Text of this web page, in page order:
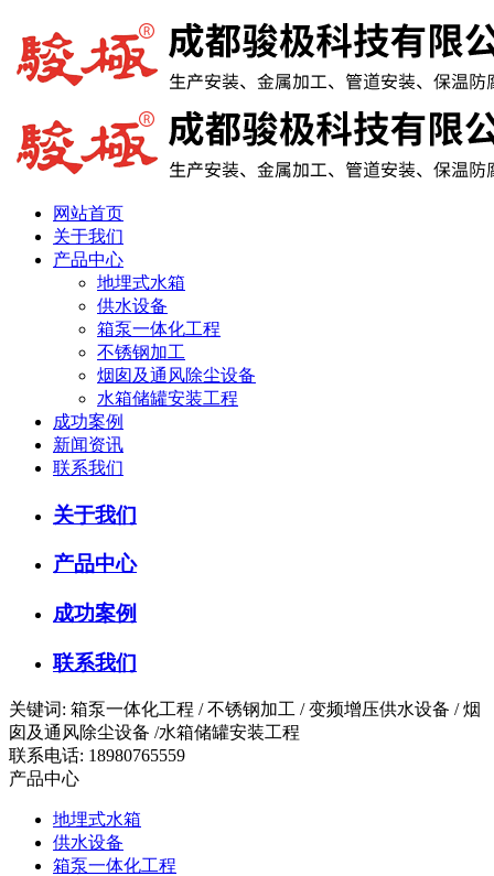
网站首页
关于我们
产品中心
地埋式水箱
供水设备
箱泵一体化工程
不锈钢加工
烟囱及通风除尘设备
水箱储罐安装工程
成功案例
新闻资讯
联系我们
关于我们
产品中心
成功案例
联系我们
关键词: 箱泵一体化工程 / 不锈钢加工 / 变频增压供水设备 / 烟
囱及通风除尘设备 /水箱储罐安装工程
联系电话: 18980765559
产品中心
地埋式水箱
供水设备
箱泵一体化工程